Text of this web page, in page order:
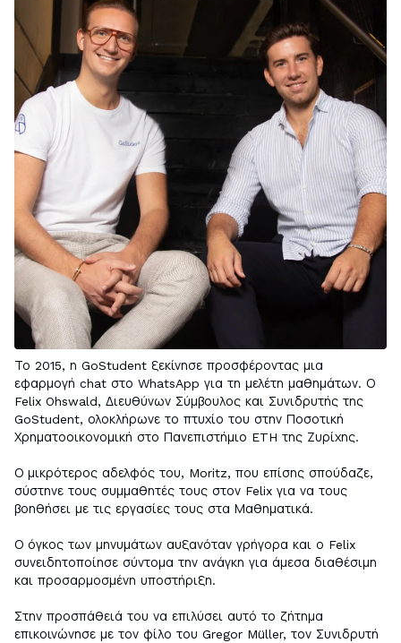
Το 2015, η GoStudent ξεκίνησε προσφέροντας μια
εφαρμογή chat στο WhatsApp για τη μελέτη μαθημάτων. Ο
Felix Ohswald, Διευθύνων Σύμβουλος και Συνιδρυτής της
GoStudent, ολοκλήρωνε το πτυχίο του στην Ποσοτική
Χρηματοοικονομική στο Πανεπιστήμιο ETH της Ζυρίχης.
Ο μικρότερος αδελφός του, Moritz, που επίσης σπούδαζε,
σύστηνε τους συμμαθητές τους στον Felix για να τους
βοηθήσει με τις εργασίες τους στα Μαθηματικά.
Ο όγκος των μηνυμάτων αυξανόταν γρήγορα και ο Felix
συνειδητοποίησε σύντομα την ανάγκη για άμεσα διαθέσιμη
και προσαρμοσμένη υποστήριξη.
Στην προσπάθειά του να επιλύσει αυτό το ζήτημα
επικοινώνησε με τον φίλο του Gregor Müller, τον Συνιδρυτή